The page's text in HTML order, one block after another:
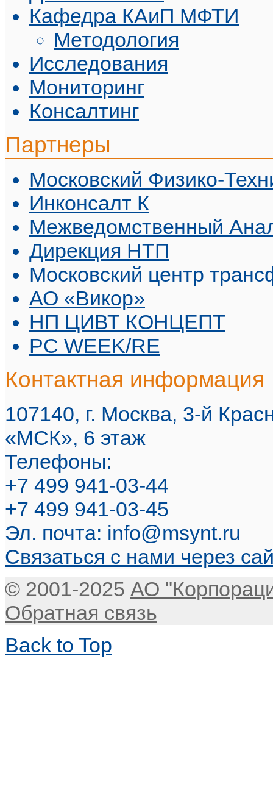
Кафедра КАиП МФТИ
Методология
Исследования
Мониторинг
Консалтинг
Партнеры
Московский Физико-
Инконсалт К
Межведомственный
Дирекция НТП
Московский центр
АО «Викор»
НП ЦИВТ КОНЦЕПТ
PC WEEK/RE
Контактная информация
107140, г. Москва, 3-й
«МСК», 6 этаж
Телефоны:
+7 499 941-03-44
+7 499 941-03-45
Эл. почта: info@msynt.ru
Связаться с нами через
© 2001-2025 АО
Обратная связь
Back to Top